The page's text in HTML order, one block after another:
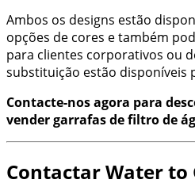
Ambos os designs estão
opções de cores e também
para clientes corporativos ou
substituição estão disponíveis
Contacte-nos agora para
vender garrafas de filtro de
Contactar Water to